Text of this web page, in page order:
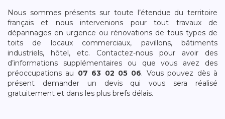
Nous sommes présents sur toute l’étendue du territoire
français et nous intervenions pour tout travaux de
dépannages en urgence ou rénovations de tous types de
toits de locaux commerciaux, pavillons, bâtiments
industriels, hôtel, etc. Contactez-nous pour avoir des
d’informations supplémentaires ou que vous avez des
préoccupations au 07 63 02 05 06. Vous pouvez dès à
présent demander un devis qui vous sera réalisé
gratuitement et dans les plus brefs délais.